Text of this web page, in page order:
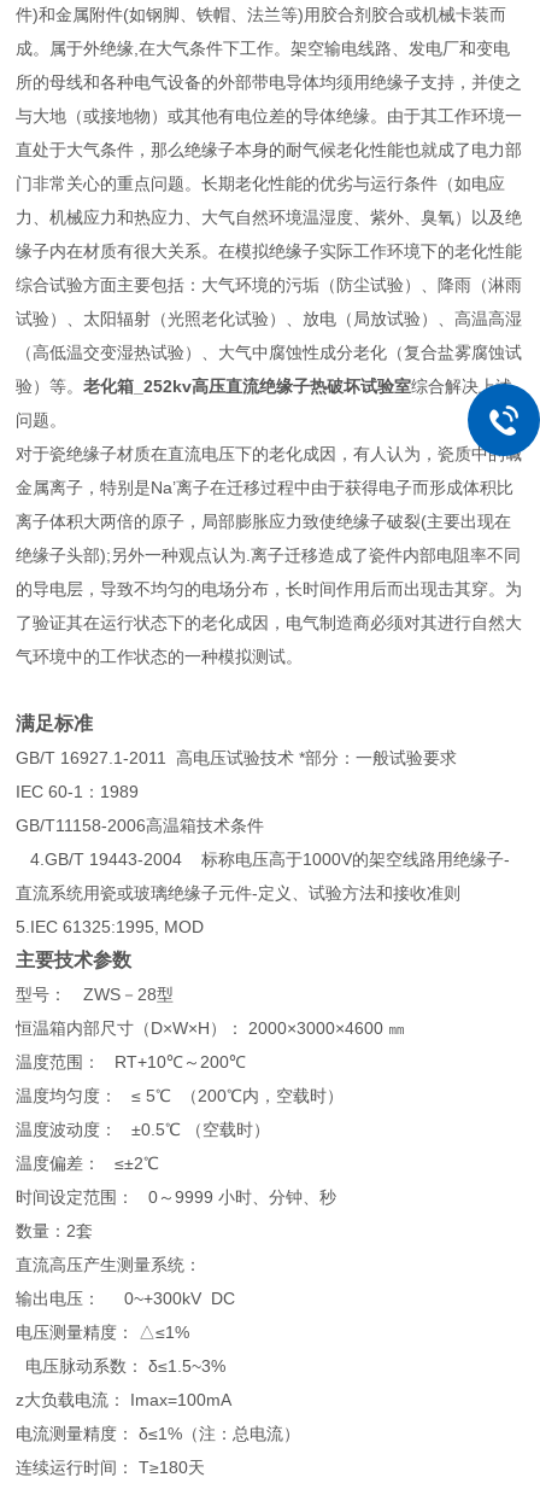
件)和金属附件(如钢脚、铁帽、法兰等)用胶合剂胶合或机械卡装而
成。属于外绝缘,在大气条件下工作。架空输电线路、发电厂和变电
所的母线和各种电气设备的外部带电导体均须用绝缘子支持，并使之
与大地（或接地物）或其他有电位差的导体绝缘。由于其工作环境一
直处于大气条件，那么绝缘子本身的耐气候老化性能也就成了电力部
门非常关心的重点问题。长期老化性能的优劣与运行条件（如电应
力、机械应力和热应力、大气自然环境温湿度、紫外、臭氧）以及绝
缘子内在材质有很大关系。在模拟绝缘子实际工作环境下的老化性能
综合试验方面主要包括：大气环境的污垢（防尘试验）、降雨（淋雨
试验）、太阳辐射（光照老化试验）、放电（局放试验）、高温高湿
（高低温交变湿热试验）、大气中腐蚀性成分老化（复合盐雾腐蚀试
验）等。老化箱_252kv高压直流绝缘子热破坏试验室综合解决上述
问题。
对于瓷绝缘子材质在直流电压下的老化成因，有人认为，瓷质中的碱
金属离子，特别是Na’离子在迁移过程中由于获得电子而形成体积比
离子体积大两倍的原子，局部膨胀应力致使绝缘子破裂(主要出现在
绝缘子头部);另外一种观点认为.离子迁移造成了瓷件内部电阻率不同
的导电层，导致不均匀的电场分布，长时间作用后而出现击其穿。为
了验证其在运行状态下的老化成因，电气制造商必须对其进行自然大
气环境中的工作状态的一种模拟测试。
满足标准
GB/T 16927.1-2011高电压试验技术 *部分：一般试验要求
IEC 60-1 ：1989
GB/T11158-2006高温箱技术条件
4.GB/T 19443-2004标称电压高于1000V的架空线路用绝缘子-
直流系统用瓷或玻璃绝缘子元件-定义、试验方法和接收准则
5.IEC 61325:1995, MOD
主要技术参数
型号： ZWS－28型
恒温箱内部尺寸（D×W×H）： 2000×3000×4600 ㎜
温度范围： RT+10℃～200℃
温度均匀度： ≤ 5℃ （200℃内，空载时）
温度波动度： ±0.5℃ （空载时）
温度偏差： ≤±2℃
时间设定范围： 0～9999 小时、分钟、秒
数量：2套
直流高压产生测量系统：
输出电压： 0~+300kV DC
电压测量精度： △≤1%
电压脉动系数： δ≤1.5~3%
z大负载电流： Imax=100mA
电流测量精度： δ≤1%（注：总电流）
连续运行时间： T≥180天